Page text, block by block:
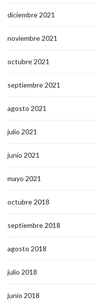
diciembre 2021
noviembre 2021
octubre 2021
septiembre 2021
agosto 2021
julio 2021
junio 2021
mayo 2021
octubre 2018
septiembre 2018
agosto 2018
julio 2018
junio 2018